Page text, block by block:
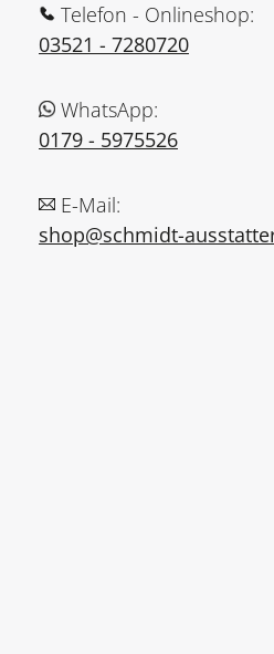
Telefon - Onlineshop:
03521 - 7280720
WhatsApp:
0179 - 5975526
E-Mail:
shop@schmidt-